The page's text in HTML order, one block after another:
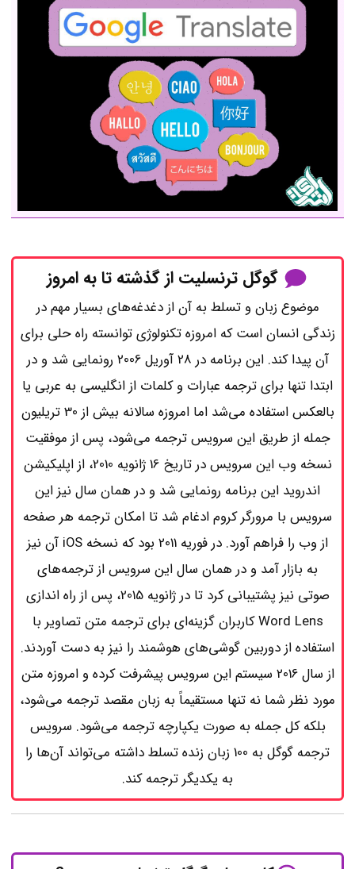
گوگل ترنسلیت از گذشته تا به امروز
موضوع زبان و تسلط به آن از دغدغه‌های بسیار مهم در
زندگی انسان است که امروزه تکنولوژی توانسته راه حلی برای
آن پیدا کند. این برنامه در 28 آوریل 2006 رونمایی شد و در
ابتدا تنها برای ترجمه عبارات و کلمات از انگلیسی به عربی یا
بالعکس استفاده می‌شد اما امروزه سالانه بیش از 30 تریلیون
جمله از طریق این سرویس ترجمه می‌شود، پس از موفقیت
نسخه وب این سرویس در تاریخ 16 ژانویه 2010، از اپلیکیشن
اندروید این برنامه رونمایی شد و در همان سال نیز این
سرویس با مرورگر کروم ادغام شد تا امکان ترجمه هر صفحه
از وب را فراهم آورد. در فوریه 2011 بود که نسخه iOS آن نیز
به بازار آمد و در همان سال این سرویس از ترجمه‌های
صوتی نیز پشتیبانی کرد تا در ژانویه 2015، پس از راه اندازی
Word Lens کاربران گزینه‌ای برای ترجمه متن تصاویر با
استفاده از دوربین گوشی‌های هوشمند را نیز به دست آوردند.
از سال 2016 سیستم این سرویس پیشرفت کرده و امروزه متن
مورد نظر شما نه تنها مستقیماً به زبان مقصد ترجمه می‌شود،
بلکه کل جمله به صورت یکپارچه ترجمه می‌شود. سرویس
ترجمه گوگل به 100 زبان زنده تسلط داشته می‌تواند آن‌ها را
به یکدیگر ترجمه کند.